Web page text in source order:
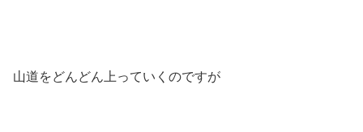
山道をどんどん上っていくのですが